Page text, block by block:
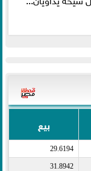
بيع
29.6194
31.8942